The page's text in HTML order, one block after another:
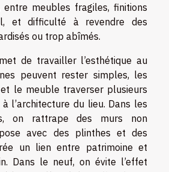
meubles fragiles, finitions
et difficulté à revendre des
ou trop abîmés.
de travailler l’esthétique au
peuvent rester simples, les
le meuble traverser plusieurs
l’architecture du lieu. Dans les
on rattrape des murs non
avec des plinthes et des
un lien entre patrimoine et
Dans le neuf, on évite l’effet